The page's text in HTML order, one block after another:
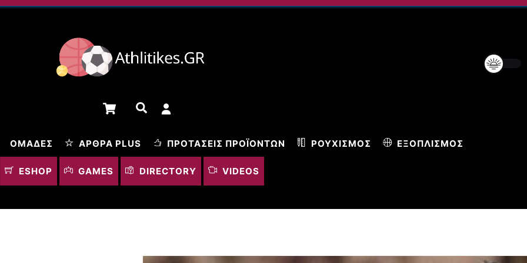
Cart Αναζήτηση
ΟΜΆΔΕΣ ΆΡΘΡΑ PLUS ΠΡΟΤΆΣΕΙΣ ΠΡΟΪΌΝΤΩΝ ΡΟΥΧΙΣΜΌΣ ΕΞΟΠΛΙΣΜΌΣ
ESHOP GAMES DIRECTORY VIDEOS